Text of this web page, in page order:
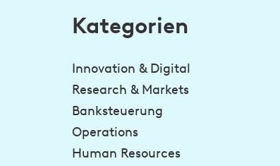
Kategorien
Innovation & Digital
Research & Markets
Banksteuerung
Operations
Human Resources